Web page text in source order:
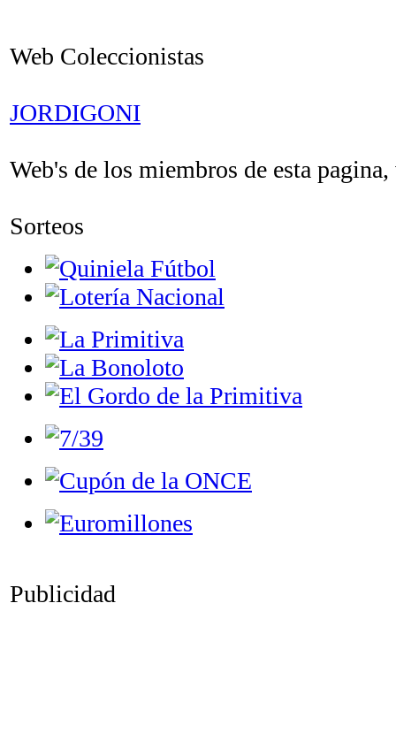
Web Coleccionistas
JORDIGONI
Web's de los miembros de esta
Sorteos
Publicidad